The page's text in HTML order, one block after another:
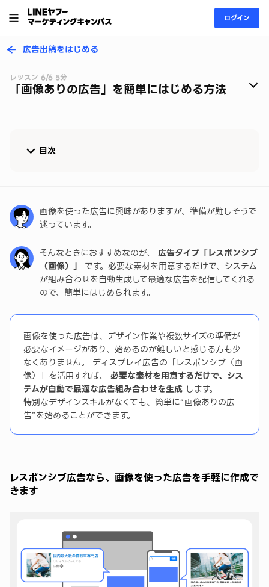
ログイン
広告出稿をはじめる
レッスン 6/6 5分
「画像ありの広告」を簡単にはじめる方法
目次
入稿可能な画像は？
おすすめ！
画像を使った広告に興味がありますが、準備が難しそうで
迷っています。
そんなときにおすすめなのが、 広告タイプ「レスポンシブ
（画像）」
です。必要な素材を用意するだけで、システム
が組み合わせを自動生成して最適な広告を配信してくれる
ので、簡単にはじめられます。
画像を使った広告は、デザイン作業や複数サイズの準備が
必要なイメージがあり、始めるのが難しいと感じる方も少
なくありません。 ディスプレイ広告の「レスポンシブ（画
像）」を活用すれば、 必要な素材を用意するだけで、シス
テムが自動で最適な広告組み合わせを生成 します。
特別なデザインスキルがなくても、簡単に“画像ありの広
告”を始めることができます。
レスポンシブ広告なら、画像を使った広告を手軽に作成で
きます